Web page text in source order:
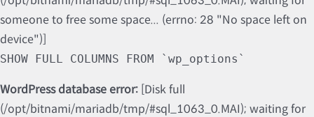
someone to free some space... (errno: 28 "No space left on
device")]
SHOW FULL COLUMNS FROM `wp_options`
WordPress database error: [Disk full
(/opt/bitnami/mariadb/tmp/#sql_1063_0.MAI); waiting for